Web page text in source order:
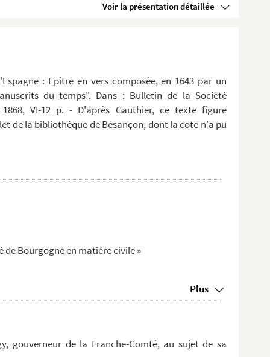
Voir la présentation détaillée
: Epître en vers composée, en 1643 par un
du temps". Dans : Bulletin de la Société
VI-12 p. - D'après Gauthier, ce texte figure
de la bibliothèque de Besançon, dont la cote n'a pu
de Bourgogne en matière civile »
Plus
gouverneur de la Franche-Comté, au sujet de sa